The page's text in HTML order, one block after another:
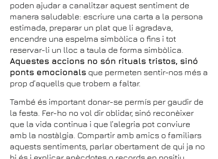
poden ajudar a canalitzar aquest sentiment de
manera saludable: escriure una carta a la persona
estimada, preparar un plat que li agradava,
encendre una espelma simbòlica o fins i tot
reservar-li un lloc a taula de forma simbòlica.
Aquestes accions no són rituals tristos, sinó
ponts emocionals que permeten sentir-nos més a
prop d’aquells que trobem a faltar.
També és important donar-se permís per gaudir de
la festa. Fer-ho no vol dir oblidar, sinó reconèixer
que la vida continua i que l’alegria pot conviure
amb la nostàlgia. Compartir amb amics o familiars
aquests sentiments, parlar obertament de qui ja no